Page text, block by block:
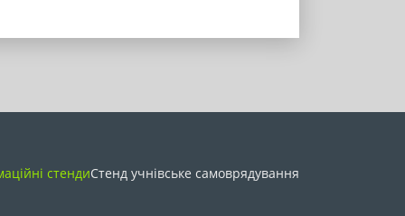
стендиСтенд учнівське самоврядування